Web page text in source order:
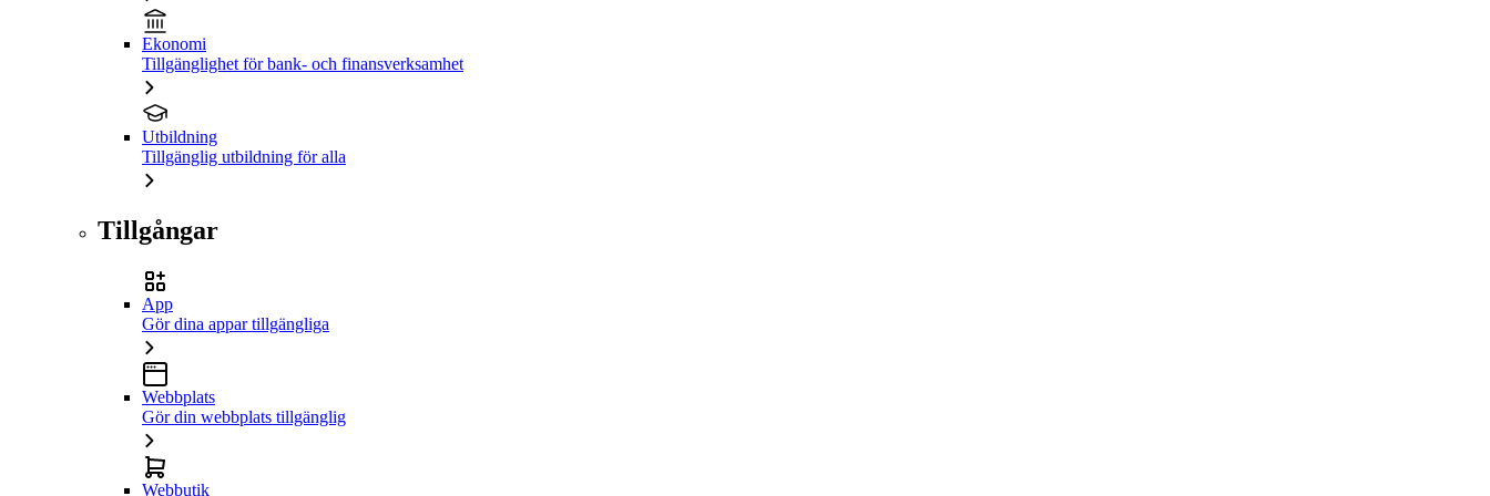
Ekonomi
Tillgänglighet för bank- och finansverksamhet
Utbildning
Tillgänglig utbildning för alla
Tillgångar
App
Gör dina appar tillgängliga
Webbplats
Gör din webbplats tillgänglig
Webbutik